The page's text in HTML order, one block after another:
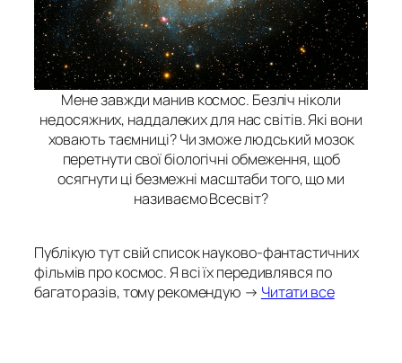
Мене завжди манив космос. Безліч ніколи
недосяжних, наддалеких для нас світів. Які вони
ховають таємниці? Чи зможе людський мозок
перетнути свої біологічні обмеження, щоб
осягнути ці безмежні масштаби того, що ми
називаємо Всесвіт?
Публікую тут свій список науково-фантастичних
фільмів про космос. Я всі їх передивлявся по
багато разів, тому рекомендую → Читати все